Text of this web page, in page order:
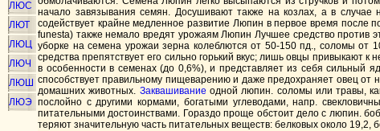
ЛЮС
ЛЮТ
ЛЮЦ
ЛЮЧ
ЛЮШ
ЛЮЭ
начало завязывания семян. Досушивают также на козлах, а в
содействует крайне медленное развитие Люпин в первое время после
funesta) также немало вредят урожаям Люпин Лучшее средство против
уборке на семена урожаи зерна колеблются от 50-150 пд., соломы от
средства препятствует его сильно горький вкус; лишь овцы привыкают к
в особенности в семенах (до 0,6%), и представляет из себя
способствует правильному пищеварению и даже предохраняет овец от
домашних животных. Заквашивание одной люпин. соломы или травы,
послойно с другими кормами, богатыми углеводами, напр.
питательными достоинствами. Гораздо проще обстоит дело с люпин.
теряют значительную часть питательных веществ: белковых около